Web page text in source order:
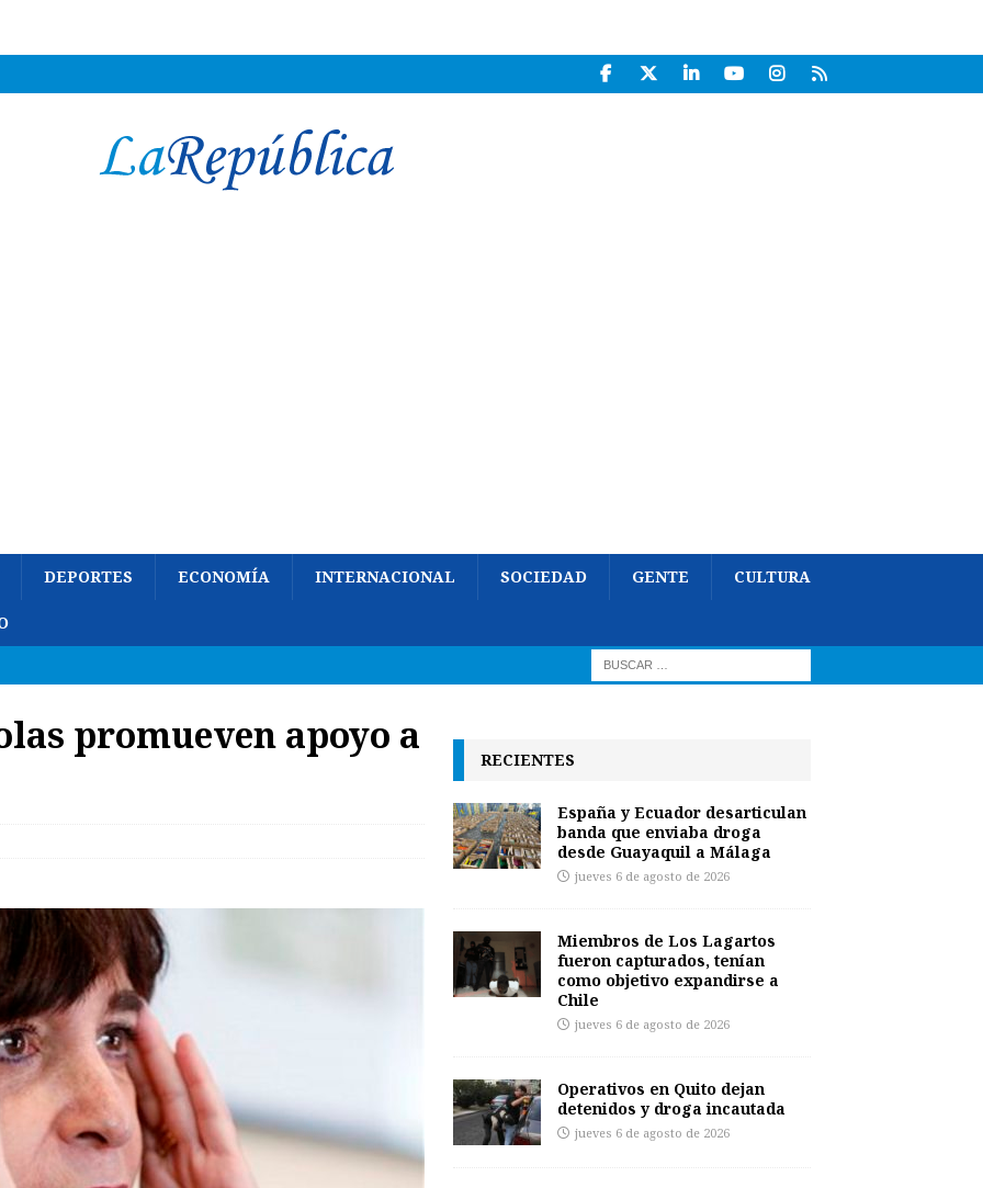
DEPORTES ECONOMÍA INTERNACIONAL SOCIEDAD GENTE CULTURA
promueven apoyo a
RECIENTES
España y Ecuador desarticulan
banda que enviaba droga
desde Guayaquil a Málaga
jueves 6 de agosto de 2026
Miembros de Los Lagartos
fueron capturados, tenían
como objetivo expandirse a
Chile
jueves 6 de agosto de 2026
Operativos en Quito dejan
detenidos y droga incautada
jueves 6 de agosto de 2026